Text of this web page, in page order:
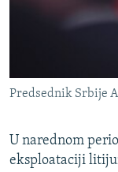
GENOCID U
POPLAVE I KLIZIŠTA
TV LIBERTY
PRATITE NAS
Sve RFE/RL
Predsednik Srbije
U narednom
eksploataciji